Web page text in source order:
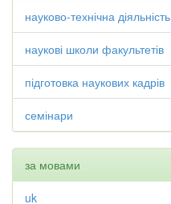
науково-технічна діяльність
наукові школи факультетів
підготовка наукових кадрів
семінари
за мовами
uk